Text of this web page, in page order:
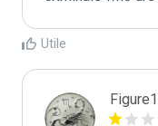
Utile